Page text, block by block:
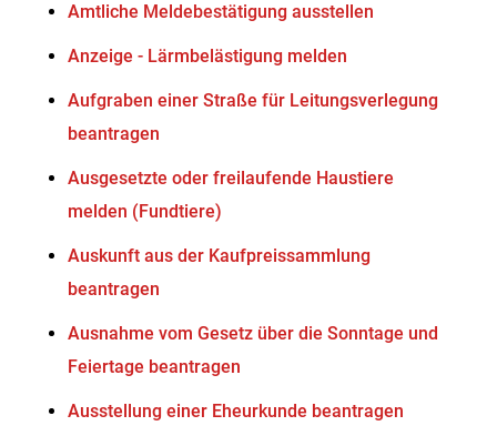
Amtliche Meldebestätigung ausstellen
Anzeige - Lärmbelästigung melden
Aufgraben einer Straße für Leitungsverlegung
beantragen
Ausgesetzte oder freilaufende Haustiere
melden (Fundtiere)
Auskunft aus der Kaufpreissammlung
beantragen
Ausnahme vom Gesetz über die Sonntage und
Feiertage beantragen
Ausstellung einer Eheurkunde beantragen